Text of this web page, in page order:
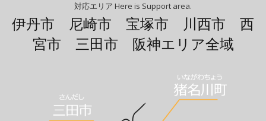
対応エリア Here is Support area.
伊丹市 尼崎市 宝塚市 川西市 西
宮市 三田市 阪神エリア全域